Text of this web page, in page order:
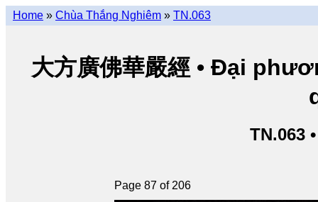
Home » Chùa Thắng Nghiêm » TN.063
大方廣佛華嚴經 • Đại
TN.063
Page 87 of 206